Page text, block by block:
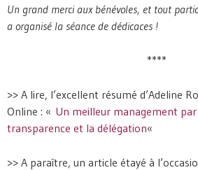
Un grand merci aux bénévoles, et tout
a organisé la séance de dédicaces !
****
>> A lire, l’excellent résumé d’Adeline
Online : « Un meilleur management
transparence et la délégation«
>> A paraître, un article étayé à